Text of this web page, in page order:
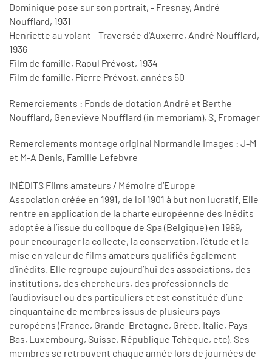
Dominique pose sur son portrait, - Fresnay, André
Noufflard, 1931
Henriette au volant - Traversée d'Auxerre, André Noufflard,
1936
Film de famille, Raoul Prévost, 1934
Film de famille, Pierre Prévost, années 50
Remerciements : Fonds de dotation André et Berthe
Noufflard, Geneviève Noufflard (in memoriam), S. Fromager
Remerciements montage original Normandie Images : J-M
et M-A Denis, Famille Lefebvre
INÉDITS Films amateurs / Mémoire d’Europe
Association créée en 1991, de loi 1901 à but non lucratif. Elle
rentre en application de la charte européenne des Inédits
adoptée à l’issue du colloque de Spa (Belgique) en 1989,
pour encourager la collecte, la conservation, l’étude et la
mise en valeur de films amateurs qualifiés également
d’inédits. Elle regroupe aujourd’hui des associations, des
institutions, des chercheurs, des professionnels de
l’audiovisuel ou des particuliers et est constituée d’une
cinquantaine de membres issus de plusieurs pays
européens (France, Grande-Bretagne, Grèce, Italie, Pays-
Bas, Luxembourg, Suisse, République Tchèque, etc). Ses
membres se retrouvent chaque année lors de journées de